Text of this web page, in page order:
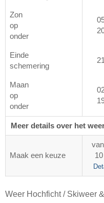
Zon
op
onder
Einde
schemering
Maan
op
onder
Meer details over het
Maak een keuze
Weer Hochficht / Skiweer